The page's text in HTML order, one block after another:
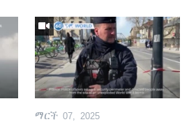
ማርች 07, 2025